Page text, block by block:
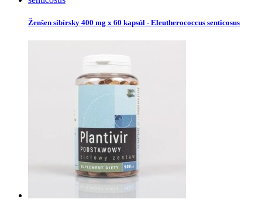
Ženšen sibírsky 400 mg x 60 kapsúl - Eleutherococcus senticosus